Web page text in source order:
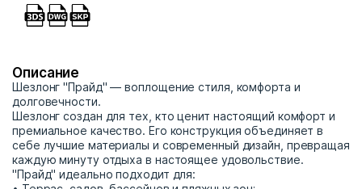
Описание
Шезлонг "Прайд" — воплощение стиля, комфорта и
долговечности.
Шезлонг создан для тех, кто ценит настоящий комфорт и
премиальное качество. Его конструкция объединяет в
себе лучшие материалы и современный дизайн, превращая
каждую минуту отдыха в настоящее удовольствие.
"Прайд" идеально подходит для: